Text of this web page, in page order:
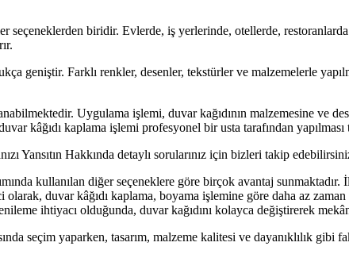
seçeneklerden biridir. Evlerde, iş yerlerinde, otellerde,
geniştir. Farklı renkler, desenler, tekstürler ve malzemelerle
Uygulama işlemi, duvar kağıdının malzemesine ve
kâğıdı kaplama işlemi profesyonel bir usta tarafından
Yansıtın Hakkında detaylı sorularınız için bizleri takip
kullanılan diğer seçeneklere göre birçok avantaj
olarak, duvar kâğıdı kaplama, boyama işlemine göre daha az
ihtiyacı olduğunda, duvar kağıdını kolayca değiştirerek
seçim yaparken, tasarım, malzeme kalitesi ve dayanıklılık